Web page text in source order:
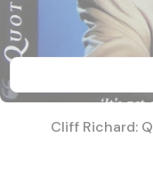
Cliff Richard: